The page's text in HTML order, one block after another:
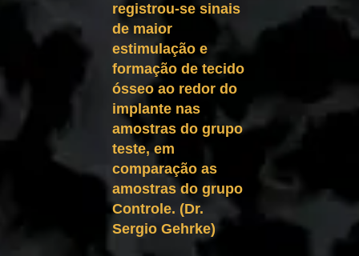
registrou-se sinais
de maior
estimulação e
formação de tecido
ósseo ao redor do
implante nas
amostras do grupo
teste, em
comparação as
amostras do grupo
Controle. (Dr.
Sergio Gehrke)